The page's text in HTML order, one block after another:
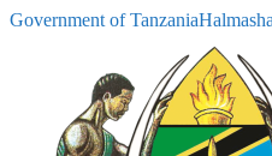
Government of Tanzania